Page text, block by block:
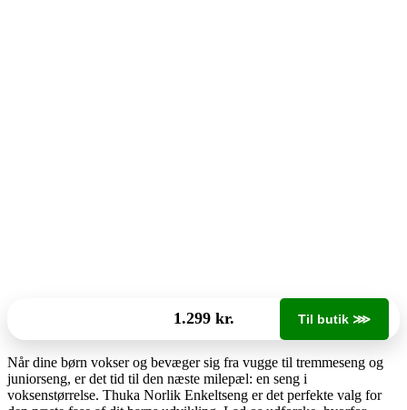
1.299 kr. Til butik ⋙
Når dine børn vokser og bevæger sig fra vugge til tremmeseng og
juniorseng, er det tid til den næste milepæl: en seng i
voksenstørrelse. Thuka Norlik Enkeltseng er det perfekte valg for